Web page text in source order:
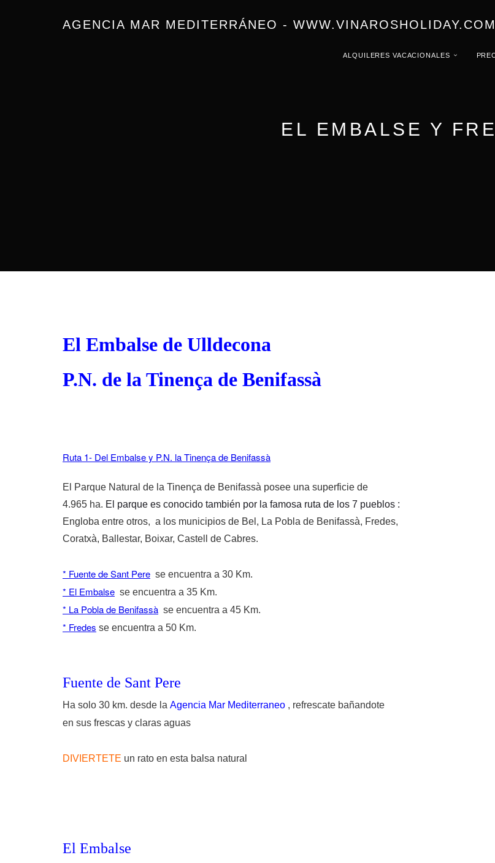
AGENCIA MAR MEDITERRÁNEO -
ALQUILERES VACACIONALES
EL EMBALSE Y
El Embalse de Ulldecona
P.N. de la Tinença de Benifassà
Ruta 1- Del Embalse y P.N. la Tinença de Benifassà
El Parque Natural de la Tinença de Benifassà posee una superficie de
4.965 ha. El parque es conocido también por la famosa ruta de los 7 pueblos :
Engloba entre otros, a los municipios de Bel, La Pobla de Benifassà, Fredes,
Coratxà, Ballestar, Boixar, Castell de Cabres.
* Fuente de Sant Pere se encuentra a 30 Km.
* El Embalse se encuentra a 35 Km.
* La Pobla de Benifassà se encuentra a 45 Km.
* Fredes se encuentra a 50 Km.
Fuente de Sant Pere
Ha solo 30 km. desde la Agencia Mar Mediterraneo , refrescate bañandote
en sus frescas y claras aguas
DIVIERTETE un rato en esta balsa natural
El Embalse